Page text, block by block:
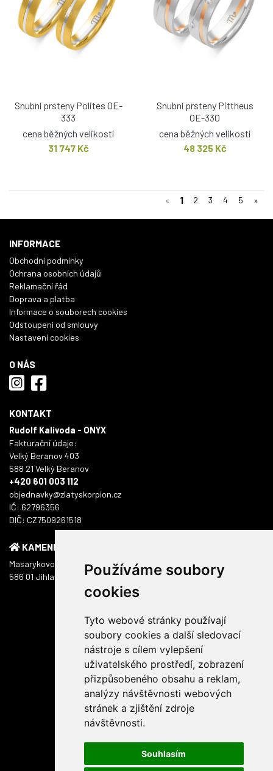
Používáme soubory
cookies
Tyto webové stránky používají
soubory cookies a další sledovací
nástroje s cílem vylepšení
uživatelského prostředí, zobrazení
přizpůsobeného obsahu a reklam,
analýzy návštěvnosti webových
stránek a zjištění zdroje
návštěvnosti.
Souhlasím
Snubní prsteny Polites OE-
333
cena běžných velikostí
31 747 Kč
Snubní prsteny Pittheus
OE-330
cena běžných velikostí
48 325 Kč
« 1 2 3 4 5 »
INFORMACE
Obchodní podmínky
Ochrana osobních údajů
Reklamační řád
Doprava a platba
Informace o souborech cookies
Odstoupení od smlouvy
Nastavení cookies
O NÁS
KONTAKT
Rudolf Kalivoda - ONYX
Fakturační údaje:
Velký Beranov 403
588 21 Velký Beranov
+420 601 003 112
objednavky@zlatyskorpion.cz
IČ: 62796356
DIČ: CZ7509261518
KAMENNÁ PRODEJNA
Masarykovo náměstí 1217/51
586 01 Jihlava